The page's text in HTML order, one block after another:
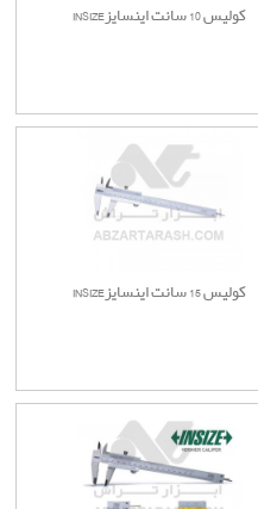
کولیس 10 سانت اینسایزINSIZE
کولیس 15 سانت اینسایزINSIZE